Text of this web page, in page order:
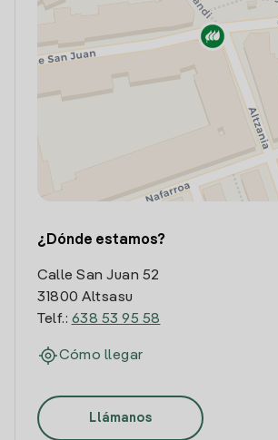
¿Dónde estamos?
Calle San Juan 52
31800 Altsasu
Telf.: 638 53 95 58
Cómo llegar
Llámanos